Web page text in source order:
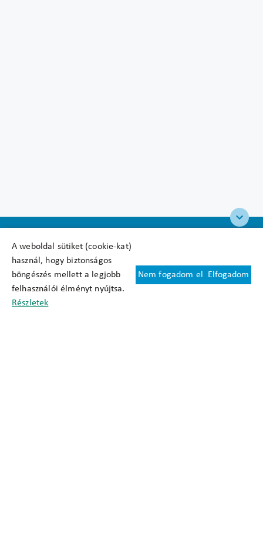
A weboldal sütiket (cookie-kat)
használ, hogy biztonságos
böngészés mellett a legjobb
felhasználói élményt nyújtsa.
Részletek
Nem fogadom el Elfogadom
Felhasználási feltételek